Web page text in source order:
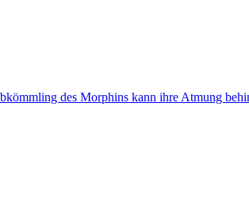
des Morphins kann ihre Atmung